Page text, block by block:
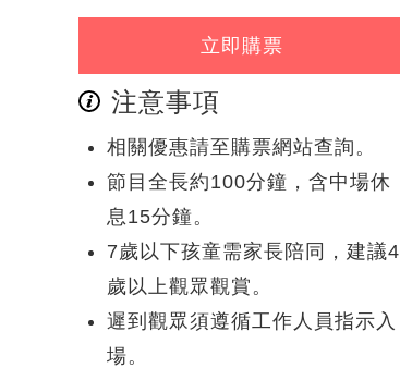
立即購票
注意事項
相關優惠請至購票網站查詢。
節目全長約100分鐘，含中場休
息15分鐘。
7歲以下孩童需家長陪同，建議4
歲以上觀眾觀賞。
遲到觀眾須遵循工作人員指示入
場。